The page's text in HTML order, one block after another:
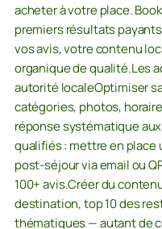
acheter à votre place.
premiers résultats
vos avis, votre contenu
organique de qualité.Les
autorité localeOptimiser
catégories, photos,
réponse systématique
qualifiés : mettre en
post-séjour via email ou
100+ avis.Créer du
destination, top 10 des
thématiques — autant de